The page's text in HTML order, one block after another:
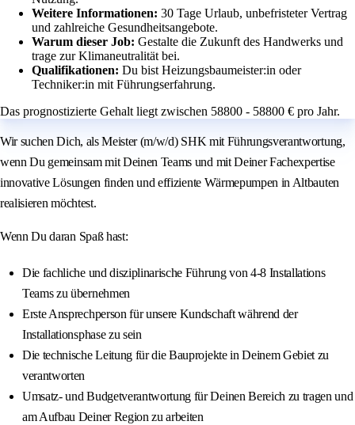
Weitere Informationen: 30 Tage Urlaub, unbefristeter Vertrag
und zahlreiche Gesundheitsangebote.
Warum dieser Job: Gestalte die Zukunft des Handwerks und
trage zur Klimaneutralität bei.
Qualifikationen: Du bist Heizungsbaumeister:in oder
Techniker:in mit Führungserfahrung.
Das prognostizierte Gehalt liegt zwischen 58800 - 58800 € pro Jahr.
Wir suchen Dich, als Meister (m/w/d) SHK mit Führungsverantwortung,
wenn Du gemeinsam mit Deinen Teams und mit Deiner Fachexpertise
innovative Lösungen finden und effiziente Wärmepumpen in Altbauten
realisieren möchtest.
Wenn Du daran Spaß hast:
Die fachliche und disziplinarische Führung von 4-8 Installations
Teams zu übernehmen
Erste Ansprechperson für unsere Kundschaft während der
Installationsphase zu sein
Die technische Leitung für die Bauprojekte in Deinem Gebiet zu
verantworten
Umsatz- und Budgetverantwortung für Deinen Bereich zu tragen und
am Aufbau Deiner Region zu arbeiten